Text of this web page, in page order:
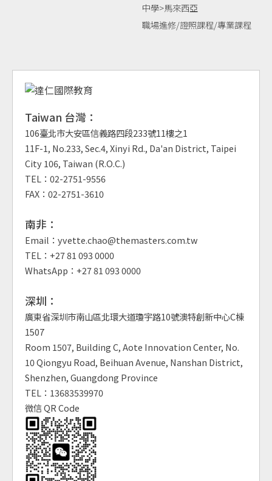
中學>馬來西亞
職場進修/證照課程/專業課程
Taiwan 台灣：
106臺北市大安區信義路四段233號11樓之1
11F-1, No.233, Sec.4, Xinyi Rd., Da'an District, Taipei
City 106, Taiwan (R.O.C.)
TEL：02-2751-9556
FAX：02-2751-3610
南非：
Email：yvette.chao@themasters.com.tw
TEL：+27 81 093 0000
WhatsApp：+27 81 093 0000
深圳：
廣東省深圳市南山區北環大道瓊宇路10號澳特創新中心C棟
1507
Room 1507, Building C, Aote Innovation Center, No.
10 Qiongyu Road, Beihuan Avenue, Nanshan District,
Shenzhen, Guangdong Province
TEL：13683539970
微信 QR Code